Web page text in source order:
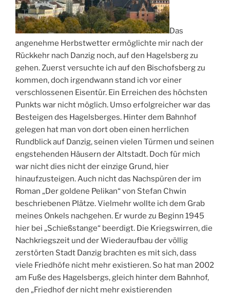
Das
angenehme Herbstwetter ermöglichte mir nach der
Rückkehr nach Danzig noch, auf den Hagelsberg zu
gehen. Zuerst versuchte ich auf den Bischofsberg zu
kommen, doch irgendwann stand ich vor einer
verschlossenen Eisentür. Ein Erreichen des höchsten
Punkts war nicht möglich. Umso erfolgreicher war das
Besteigen des Hagelsberges. Hinter dem Bahnhof
gelegen hat man von dort oben einen herrlichen
Rundblick auf Danzig, seinen vielen Türmen und seinen
engstehenden Häusern der Altstadt. Doch für mich
war nicht dies nicht der einzige Grund, hier
hinaufzusteigen. Auch nicht das Nachspüren der im
Roman „Der goldene Pelikan“ von Stefan Chwin
beschriebenen Plätze. Vielmehr wollte ich dem Grab
meines Onkels nachgehen. Er wurde zu Beginn 1945
hier bei „Schießstange“ beerdigt. Die Kriegswirren, die
Nachkriegszeit und der Wiederaufbau der völlig
zerstörten Stadt Danzig brachten es mit sich, dass
viele Friedhöfe nicht mehr existieren. So hat man 2002
am Fuße des Hagelsbergs, gleich hinter dem Bahnhof,
den „Friedhof der nicht mehr existierenden